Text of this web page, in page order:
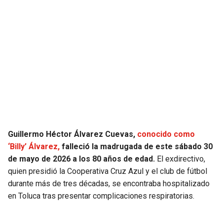
LIONS
PACKERS
VIKINGS
NUGGETS
TIMBERWOLVES
THUNDER
Guillermo Héctor Álvarez Cuevas, conocido como
‘Billy’ Álvarez, falleció la madrugada de este sábado 30
de mayo de 2026 a los 80 años de edad. El exdirectivo,
quien presidió la Cooperativa Cruz Azul y el club de fútbol
durante más de tres décadas, se encontraba hospitalizado
en Toluca tras presentar complicaciones respiratorias.